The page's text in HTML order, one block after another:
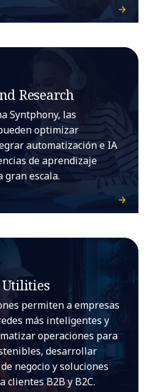
Research
Syntphony, las
optimizar
automatización e IA
de aprendizaje
gran escala.
permiten a empresas
más inteligentes y
operaciones para
desarrollar
negocio y soluciones
clientes B2B y B2C.